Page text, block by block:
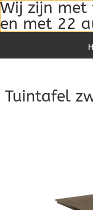
Tuintafel
Wij zijn
en met 22